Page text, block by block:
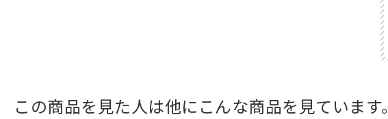
この商品を見た人は他にこんな商品を見ています。